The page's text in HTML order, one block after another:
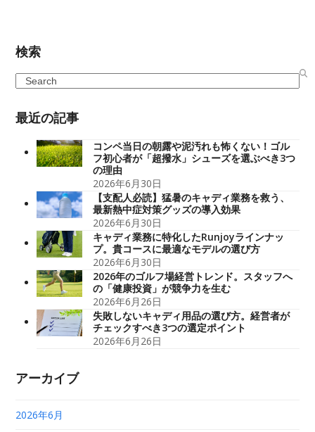
検索
Search
最近の記事
コンペ当日の朝露や泥汚れも怖くない！ゴル
フ初心者が「超撥水」シューズを選ぶべき3つ
の理由
2026年6月30日
【支配人必読】猛暑のキャディ業務を救う、
最新熱中症対策グッズの導入効果
2026年6月30日
キャディ業務に特化したRunjoyラインナッ
プ。貴コースに最適なモデルの選び方
2026年6月30日
2026年のゴルフ場経営トレンド。スタッフへ
の「健康投資」が競争力を生む
2026年6月26日
失敗しないキャディ用品の選び方。経営者が
チェックすべき3つの選定ポイント
2026年6月26日
アーカイブ
2026年6月